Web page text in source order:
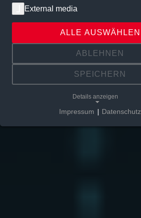
External media
ALLE AUSWÄHLEN
ABLEHNEN
SPEICHERN
Details anzeigen
Impressum | Datenschutz